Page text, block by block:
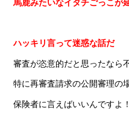
馬鹿みたいなイタチごっこが
ハッキリ言って迷惑な話だ
審査が恣意的だと思ったなら
特に再審査請求の公開審理の
保険者に言えばいいんですよ！